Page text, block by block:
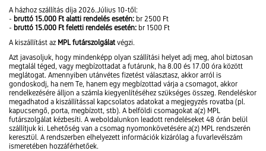
A házhoz szállítás díja 2026.Július 10-től:
- bruttó 15.000 Ft alatti rendelés esetén: br 2500 Ft
- bruttó 15.000 Ft feletti rendelés esetén: br 1500 Ft
A kiszállítást az MPL futárszolgálatvégzi.
Azt javasoljuk, hogy mindenképp olyan szállítási helyet adj meg, ahol biztosan
megtalál téged, vagy megbízottadat a futárunk, ha 8.00 és 17.00 óra között
meglátogat. Amennyiben utánvétes fizetést választasz, akkor arról is
gondoskodj, ha nem Te, hanem egy megbízottad várja a csomagot, akkor
rendelkezésére álljon a számla kiegyenlítéséhez szükséges összeg. Rendeléskor
megadhatod a kiszállítással kapcsolatos adatokat a megjegyzés rovatba (pl.
kapucsengő, porta, megbízott, stb). A belföldi csomagokat a(z) MPL
futárszolgálat kézbesíti. A weboldalunkon leadott rendeléseket 48 órán belül
szállítjuk ki. Lehetőség van a csomag nyomonkövetésére a(z) MPL rendszerén
keresztül. A rendszerben elhelyezett információk kizárólag a fuvarlevélszám
ismeretében hozzáférhetőek.